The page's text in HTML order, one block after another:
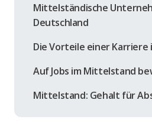
Mittelständische
Deutschland
Die Vorteile einer
Auf Jobs im Mittelstand
Mittelstand: Gehalt für